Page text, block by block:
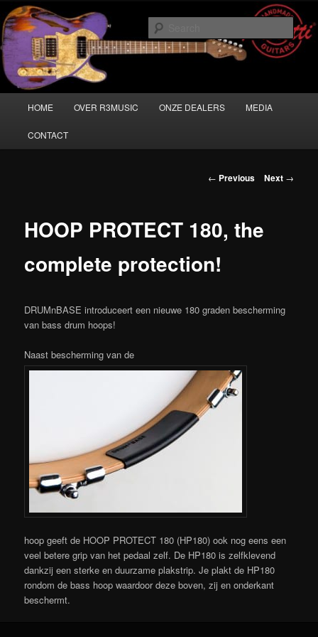
Skip
to
primary
content
Musicians must haves!
HOME OVER R3MUSIC ONZE DEALERS MEDIA
CONTACT
Post
← Previous Next →
HOOP PROTECT 180, the
complete protection!
DRUMnBASE introduceert een nieuwe 180 graden bescherming
van bass drum hoops!
Naast bescherming van de
hoop geeft de HOOP PROTECT 180 (HP180) ook nog eens een
veel betere grip van het pedaal zelf. De HP180 is zelfklevend
dankzij een sterke en duurzame plakstrip. Je plakt de HP180
rondom de bass hoop waardoor deze boven, zij en onderkant
beschermt.